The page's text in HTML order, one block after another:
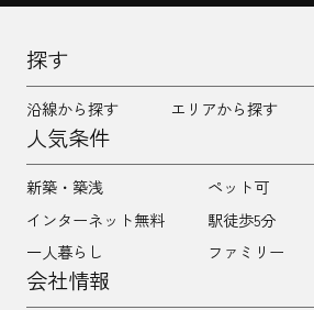
探す
沿線から探す エリアから探す
人気条件
新築・築浅 ペット可
インターネット無料
駅徒歩5分
一人暮らし
ファミリー
会社情報